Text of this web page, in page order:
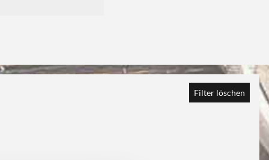
Filter löschen